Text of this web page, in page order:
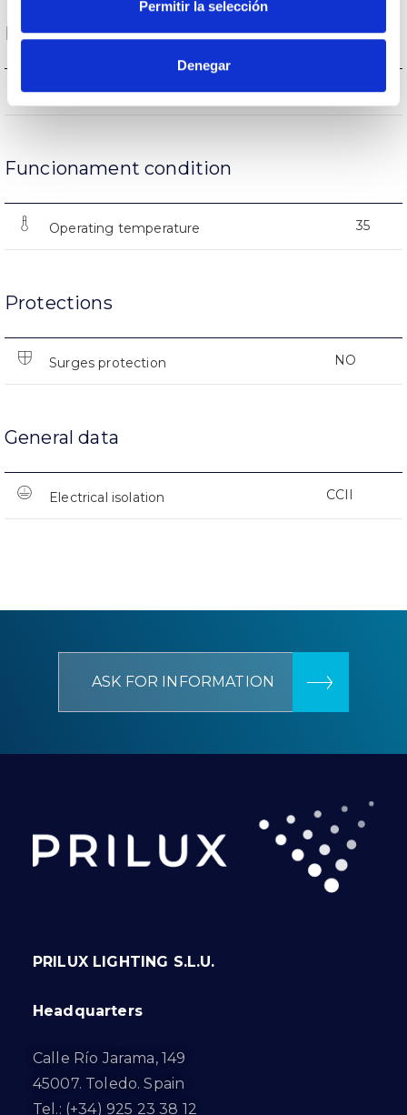
Permitir la selección
Denegar
Life
Lifetime (L70B50>)50.000h
Funcionament condition
Operating temperature 35
Protections
Surges protection NO
General data
Electrical isolation CCII
ASK FOR INFORMATION
PRILUX LIGHTING S.L.U.
Headquarters
Calle Río Jarama, 149
45007. Toledo. Spain
Tel.: (+34) 925 23 38 12